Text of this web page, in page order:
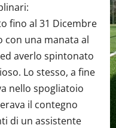
fino al 31 Dicembre
con una manata al
averlo spintonato
Lo stesso, a fine
nello spogliatoio
il contegno
di un assistente